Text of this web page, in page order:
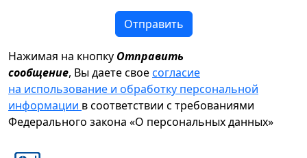
Отправить
Нажимая на кнопку Отправить
сообщение, Вы даете своесогласие
на использование и обработку персональной
информации в соответствии с требованиями
Федерального закона «О персональных данных»